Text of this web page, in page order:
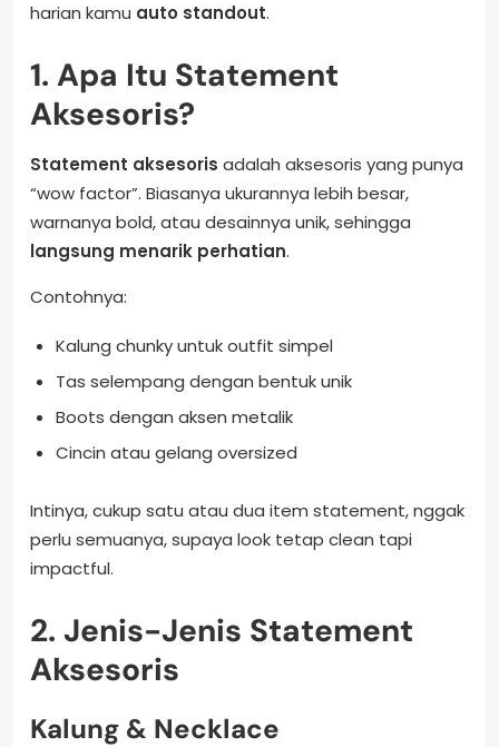
harian kamu auto standout.
1. Apa Itu Statement
Aksesoris?
Statement aksesoris adalah aksesoris yang punya
“wow factor”. Biasanya ukurannya lebih besar,
warnanya bold, atau desainnya unik, sehingga
langsung menarik perhatian.
Contohnya:
Kalung chunky untuk outfit simpel
Tas selempang dengan bentuk unik
Boots dengan aksen metalik
Cincin atau gelang oversized
Intinya, cukup satu atau dua item statement, nggak
perlu semuanya, supaya look tetap clean tapi
impactful.
2. Jenis-Jenis Statement
Aksesoris
Kalung & Necklace